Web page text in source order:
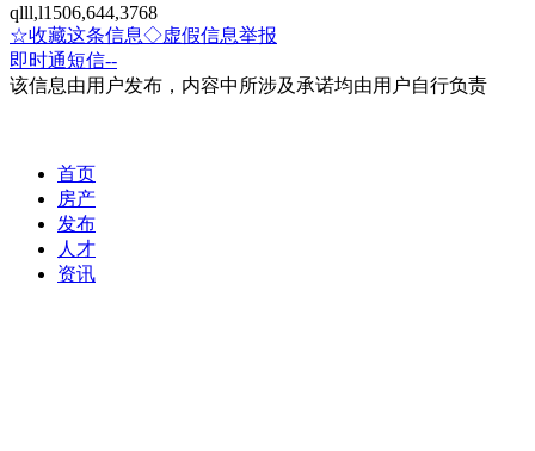
qlll,l1506,644,3768
☆收藏这条信息◇虚假信息举报
即时通短信--
该信息由用户发布，内容中所涉及承诺均由用户自行负责
首页
房产
发布
人才
资讯